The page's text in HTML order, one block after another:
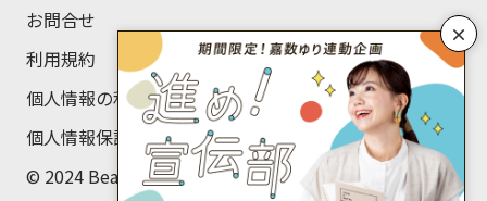
×
お問合せ
利用規約
個人情報の利用目的について
個人情報保護方針
© 2024 Beans Labo Co., Ltd.